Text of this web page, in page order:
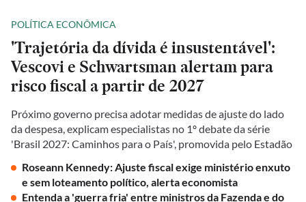
POLÍTICA ECONÔMICA
'Trajetória da dívida é insustentável':
Vescovi e Schwartsman alertam para
risco fiscal a partir de 2027
Próximo governo precisa adotar medidas de ajuste do lado
da despesa, explicam especialistas no 1º debate da série
'Brasil 2027: Caminhos para o País', promovida pelo Estadão
Roseann Kennedy: Ajuste fiscal exige ministério enxuto
e sem loteamento político, alerta economista
Entenda a 'guerra fria' entre ministros da Fazenda e do